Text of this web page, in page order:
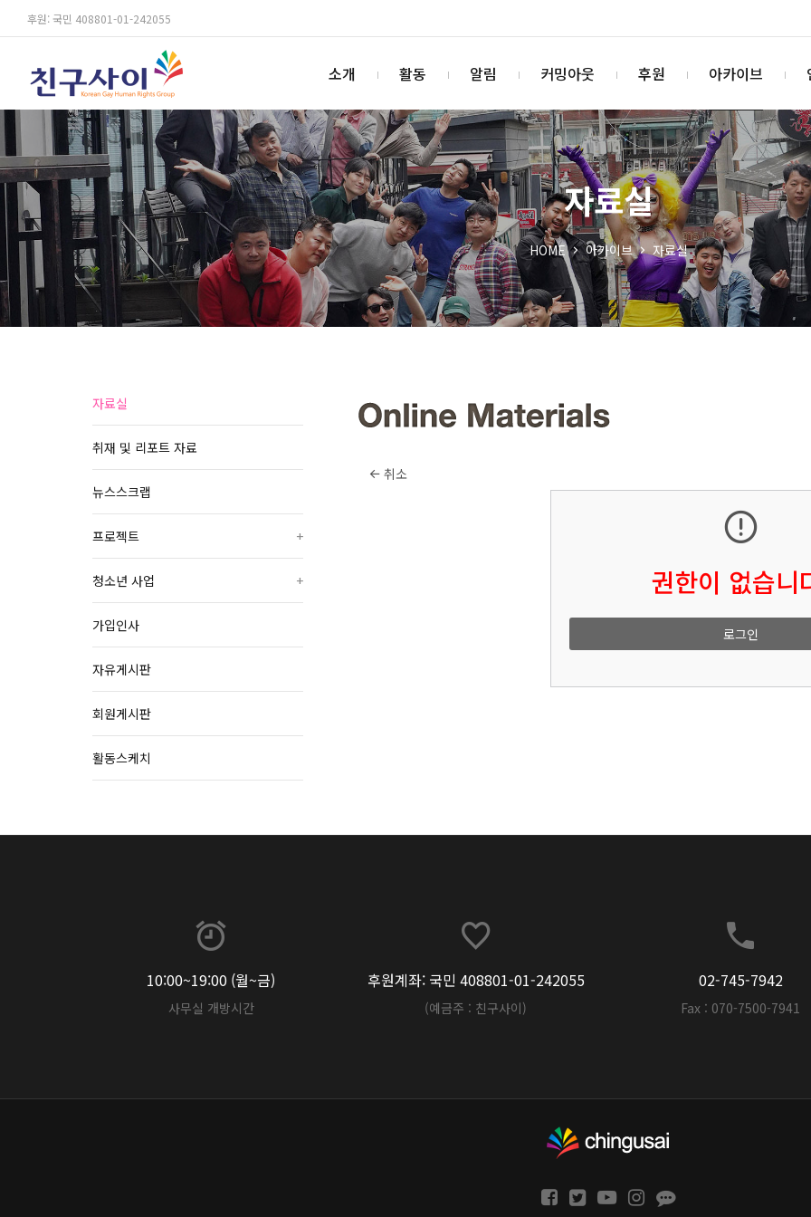
후원: 국민 408801-01-242055
소개 활동 알림 커밍아웃 후원 아카이브
자료실
HOME 아카이브 자료실
자료실
취재 및 리포트 자료
뉴스스크랩
프로젝트 +
청소년 사업 +
가입인사
자유게시판
회원게시판
활동스케치
취소
권한이 없습니
로그인
10:00~19:00 (월~금)
사무실 개방시간
후원계좌: 국민 408801-01-242055
(예금주 : 친구사이)
02-745-7942
Fax : 070-7500-7941